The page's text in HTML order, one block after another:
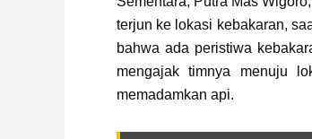
terjun ke lokasi kebakaran,
bahwa ada peristiwa
mengajak timnya menuju
memadamkan api.